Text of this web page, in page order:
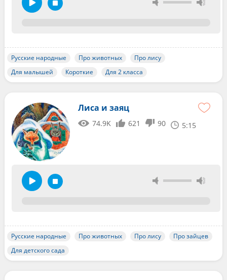
Русские народные Про животных
Про лису
Для малышей
Короткие Для 2 класса
Лиса и заяц
74.9K 621 90 5:15
Русские народные Про животных Про лису
Про зайцев
Для детского сада